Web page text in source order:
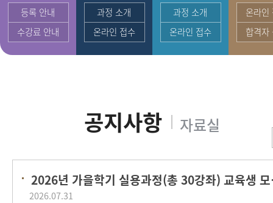
등록 안내
수강료 안내
과정 소개
온라인 접수
과정 소개
온라인 접수
온라인
합격자
2026
2026.07.31